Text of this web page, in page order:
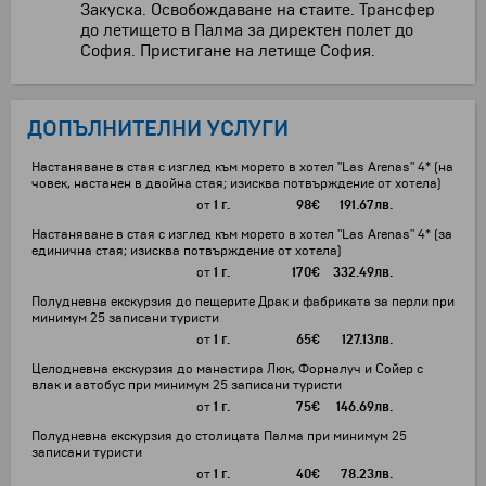
Закуска. Освобождаване на стаите. Трансфер
до летището в Палма за директен полет до
София. Пристигане на летище София.
ДОПЪЛНИТЕЛНИ УСЛУГИ
Настаняване в стая с изглед към морето в хотел "Las Arenas" 4* (на
човек, настанен в двойна стая; изисква потвърждение от хотела)
от 1 г. 98€ 191.67лв.
Настаняване в стая с изглед към морето в хотел "Las Arenas" 4* (за
единична стая; изисква потвърждение от хотела)
от 1 г. 170€ 332.49лв.
Полудневна екскурзия до пещерите Драк и фабриката за перли при
минимум 25 записани туристи
от 1 г. 65€ 127.13лв.
Целодневна екскурзия до манастира Люк, Форналуч и Сойер с
влак и автобус при минимум 25 записани туристи
от 1 г. 75€ 146.69лв.
Полудневна екскурзия до столицата Палма при минимум 25
записани туристи
от 1 г. 40€ 78.23лв.